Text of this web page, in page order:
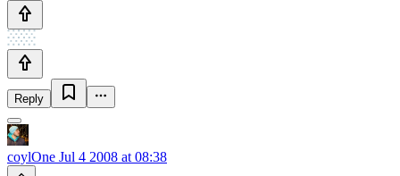
Reply
coylOne Jul 4 2008 at 08:38